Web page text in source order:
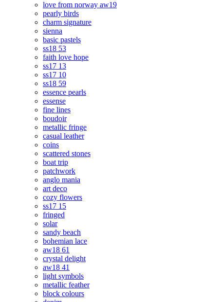
love from norway aw19
pearly birds
charm signature
sienna
basic pastels
ss18 53
faith love hope
ss17 13
ss17 10
ss18 59
essence pearls
essense
fine lines
boudoir
metallic fringe
casual leather
coins
scattered stones
boat trip
patchwork
anglo mania
art deco
cozy flowers
ss17 15
fringed
solar
sandy beach
bohemian lace
aw18 61
crystal delight
aw18 41
light symbols
metallic feather
block colours